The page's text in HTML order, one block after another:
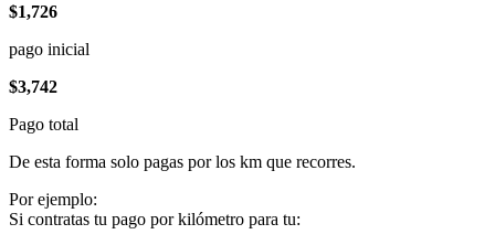
$1,726
pago inicial
$3,742
Pago total
De esta forma solo pagas por los km que recorres.
Por ejemplo:
Si contratas tu pago por kilómetro para tu: